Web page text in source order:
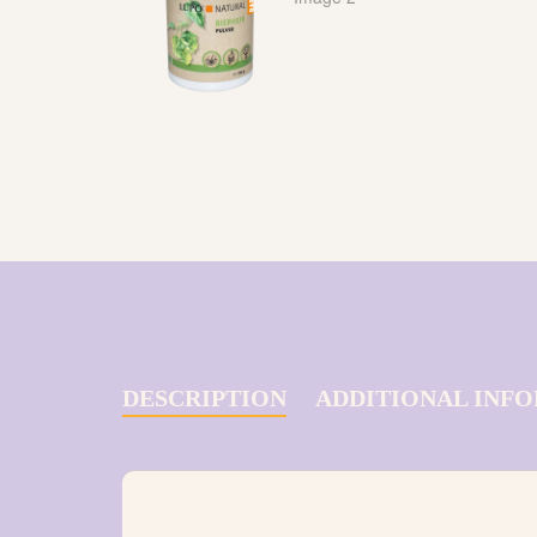
DESCRIPTION ADDITIONAL